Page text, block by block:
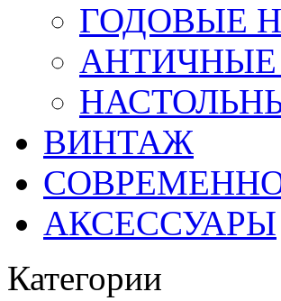
ГОДОВЫЕ
ВИНТАЖ
АКСЕССУАРЫ
Категории